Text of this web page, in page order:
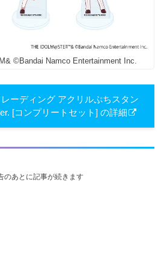
©Bandai Namco Entertainment Inc.
レーディング アクリルぷちスタン
[コンプリートセット] の詳細
のあとに記事が続きます